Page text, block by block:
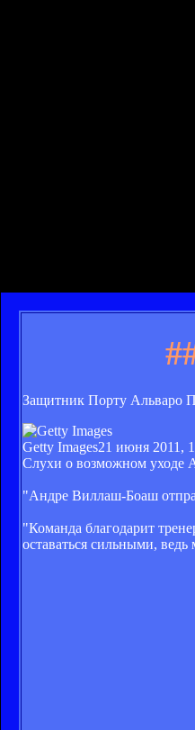
Защитник Порту Альваро
Getty Images21 июня 2011,
Слухи о возможном уходе
"Андре Виллаш-Боаш
"Команда благодарит
оставаться сильными,